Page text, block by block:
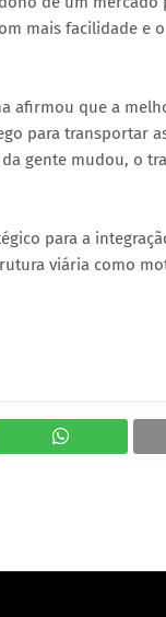
mais facilidade e
afirmou que a
para transportar
gente mudou, o
para a
viária como